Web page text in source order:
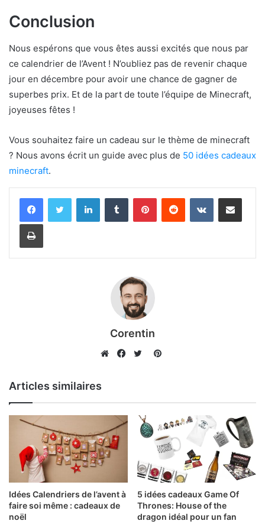
Conclusion
Nous espérons que vous êtes aussi excités que nous par
ce calendrier de l’Avent ! N’oubliez pas de revenir chaque
jour en décembre pour avoir une chance de gagner de
superbes prix. Et de la part de toute l’équipe de Minecraft,
joyeuses fêtes !
Vous souhaitez faire un cadeau sur le thème de minecraft
? Nous avons écrit un guide avec plus de 50 idées cadeaux
minecraft.
LinkedinTumblr PinterestReddit VKontaktePartager par email
Imprimer
Corentin
Pinterest
Articles similaires
Idées Calendriers de l’avent à
faire soi même : cadeaux de
noël
5 idées cadeaux Game Of
Thrones: House of the
dragon idéal pour un fan